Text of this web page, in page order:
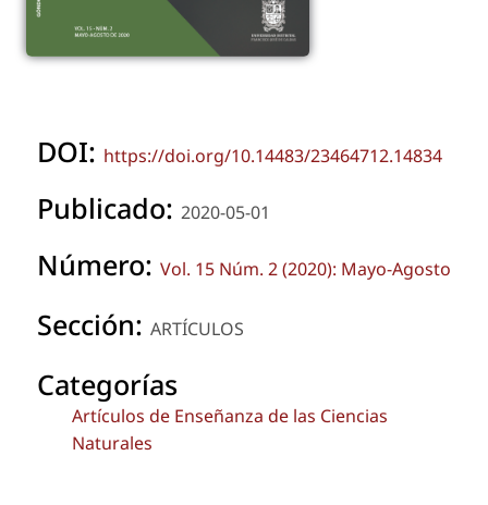
DOI: https://doi.org/10.14483/23464712.14834
Publicado: 2020-05-01
Número: Vol. 15 Núm. 2 (2020): Mayo-Agosto
Sección: ARTÍCULOS
Categorías
Artículos de Enseñanza de las Ciencias
Naturales